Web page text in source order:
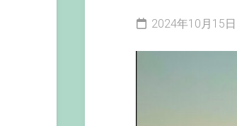
2024年10月15日